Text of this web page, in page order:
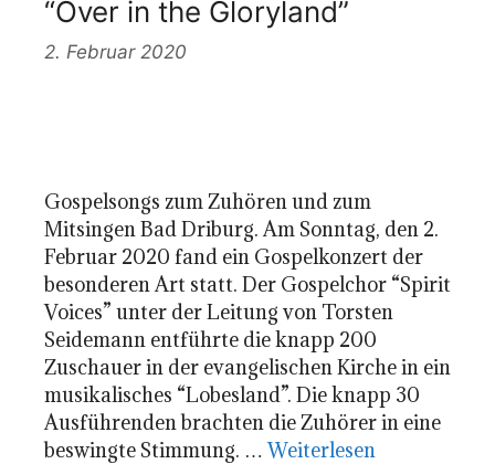
“Over in the Gloryland”
2. Februar 2020
Gospelsongs zum Zuhören und zum
Mitsingen Bad Driburg. Am Sonntag, den 2.
Februar 2020 fand ein Gospelkonzert der
besonderen Art statt. Der Gospelchor “Spirit
Voices” unter der Leitung von Torsten
Seidemann entführte die knapp 200
Zuschauer in der evangelischen Kirche in ein
musikalisches “Lobesland”. Die knapp 30
Ausführenden brachten die Zuhörer in eine
beswingte Stimmung. …Weiterlesen